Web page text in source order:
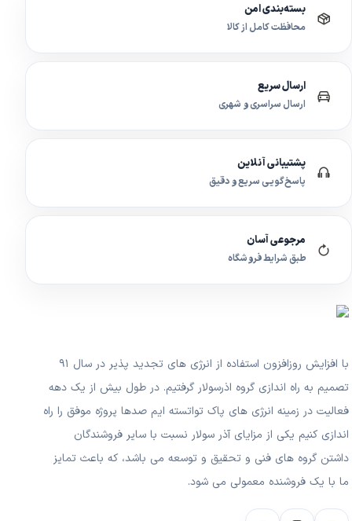
بسته‌بندی امن
محافظت کامل از کالا
ارسال سریع
ارسال سراسری و شهری
پشتیبانی آنلاین
پاسخ‌گویی سریع و دقیق
مرجوعی آسان
طبق شرایط فروشگاه
با افزایش روزافزون استفاده از انرژی های تجدید پذیر در سال ۹۱
تصمیم به راه اندازی گروه اذرسولار گرفتیم. در طول بیش از یک دهه
فعالیت در زمینه انرژی های پاک تواتسته ایم صدها پروژه موفق را راه
اندازی کنیم یکی از مزایای آذر سولار نسبت با سایر فروشندگان
داشتن گروه های فنی و تحقیق و توسعه می باشد، که باعث تمایز
ما با یک فروشنده معمولی می شود.